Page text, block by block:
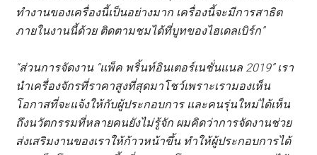
ทำงานของเครื่องนี้เป็นอย่างมาก เครื่องนี้จะมีการสาธิต
ภายในงานนี้ด้วย ติดตามชมได้ที่บูทของไฮเดลเบิร์ก”
“ส่วนการจัดงาน “แพ็ค พริ้นท์อินเตอร์เนชั่นแนล 2019” เรา
นำเครื่องจักรที่ราคาสูงที่สุดมาโชว์เพราะเรามองเห็น
โอกาสที่จะแจ้งให้กับผู้ประกอบการ และคนรุ่นใหม่ได้เห็น
ถึงนวัตกรรมที่หลายคนยังไม่รู้จัก ผมคิดว่าการจัดงานช่วย
ส่งเสริมงานของเราให้ก้าวหน้าขึ้น ทำให้ผู้ประกอบการได้